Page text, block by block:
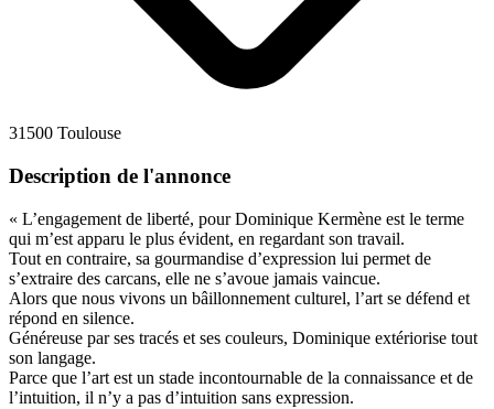
31500 Toulouse
Description de l'annonce
« L’engagement de liberté, pour Dominique Kermène est le terme
qui m’est apparu le plus évident, en regardant son travail.
Tout en contraire, sa gourmandise d’expression lui permet de
s’extraire des carcans, elle ne s’avoue jamais vaincue.
Alors que nous vivons un bâillonnement culturel, l’art se défend et
répond en silence.
Généreuse par ses tracés et ses couleurs, Dominique extériorise tout
son langage.
Parce que l’art est un stade incontournable de la connaissance et de
l’intuition, il n’y a pas d’intuition sans expression.